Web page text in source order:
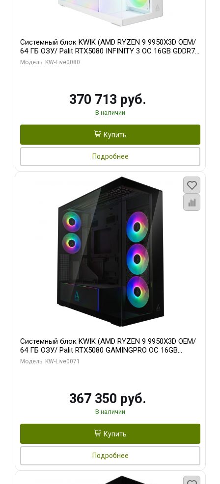
Системный блок KWIK (AMD RYZEN 9 9950X3D OEM/
64 ГБ ОЗУ/ Palit RTX5080 INFINITY 3 OC 16GB GDDR7
256bit 3xDP H/ 960 ГБ SSD)
Модель: KW-Live0080
370 713 руб.
В наличии
Купить
Подробнее
Системный блок KWIK (AMD RYZEN 9 9950X3D OEM/
64 ГБ ОЗУ/ Palit RTX5080 GAMINGPRO OC 16GB
GDDR7 256bit 3xDP HD/ 960 ГБ SSD)
Модель: KW-Live0071
367 350 руб.
В наличии
Купить
Подробнее